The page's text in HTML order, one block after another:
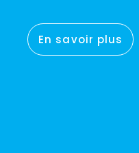
En savoir plus